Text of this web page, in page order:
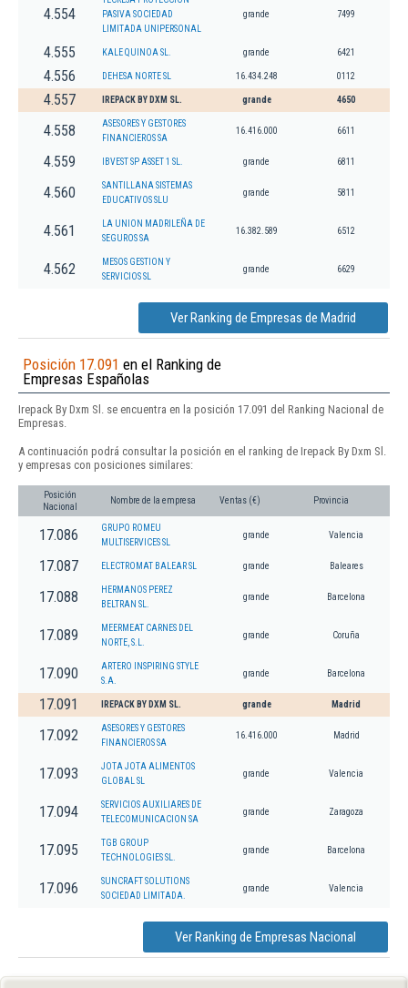
4.554
PASIVA SOCIEDAD
LIMITADA UNIPERSONAL
grande 7499
4.555 KALE QUINOA SL. grande 6421
4.556 DEHESA NORTE SL 16.434.248 0112
4.557 IREPACK BY DXM SL. grande 4650
4.558
ASESORES Y GESTORES
FINANCIEROS SA
16.416.000 6611
4.559 IBVEST SP ASSET 1 SL. grande 6811
4.560
SANTILLANA SISTEMAS
EDUCATIVOS SLU
grande 5811
4.561
LA UNION MADRILEÑA DE
SEGUROS SA
16.382.589 6512
4.562
MESOS GESTION Y
SERVICIOS SL
grande 6629
Ver Ranking de Empresas de Madrid
Posición 17.091 en el Ranking de
Empresas Españolas
Irepack By Dxm Sl. se encuentra en la posición 17.091 del Ranking Nacional de
Empresas.
A continuación podrá consultar la posición en el ranking de Irepack By Dxm Sl.
y empresas con posiciones similares:
Posición
Nacional
Nombre de la empresa Ventas (€) Provincia
17.086
GRUPO ROMEU
MULTISERVICES SL
grande Valencia
17.087 ELECTROMAT BALEAR SL grande Baleares
17.088
HERMANOS PEREZ
BELTRAN SL.
grande Barcelona
17.089
MEERMEAT CARNES DEL
NORTE, S.L.
grande Coruña
17.090
ARTERO INSPIRING STYLE
S.A.
grande Barcelona
17.091 IREPACK BY DXM SL. grande Madrid
17.092
ASESORES Y GESTORES
FINANCIEROS SA
16.416.000 Madrid
17.093
JOTA JOTA ALIMENTOS
GLOBAL SL
grande Valencia
17.094
SERVICIOS AUXILIARES DE
TELECOMUNICACION SA
grande Zaragoza
17.095
TGB GROUP
TECHNOLOGIES SL.
grande Barcelona
17.096
SUNCRAFT SOLUTIONS
SOCIEDAD LIMITADA.
grande Valencia
Ver Ranking de Empresas Nacional